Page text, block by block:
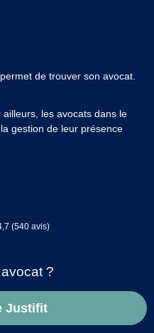
de trouver son avocat.
ailleurs, les avocats dans le
gestion de leur présence
(540 avis)
?
Justifit